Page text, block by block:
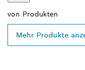
von Produkten
Mehr Produkte